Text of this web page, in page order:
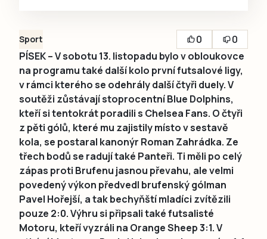
Sport 0
0
PÍSEK – V sobotu 13. listopadu bylo v obloukovce
na programu také další kolo první futsalové ligy,
v rámci kterého se odehrály další čtyři duely. V
soutěži zůstávají stoprocentní Blue Dolphins,
kteří si tentokrát poradili s Chelsea Fans. O čtyři
z pěti gólů, které mu zajistily místo v sestavě
kola, se postaral kanonýr Roman Zahrádka. Ze
třech bodů se radují také Panteři. Ti měli po celý
zápas proti Brufenu jasnou převahu, ale velmi
povedený výkon předvedl brufenský gólman
Pavel Hořejší, a tak bechyňští mladíci zvítězili
pouze 2:0. Výhru si připsali také futsalisté
Motoru, kteří vyzráli na Orange Sheep 3:1. V